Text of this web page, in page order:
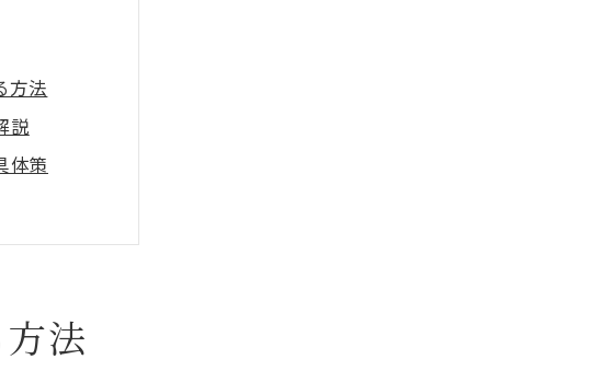
方法
説
体策
知る
使い方
ト
程 法